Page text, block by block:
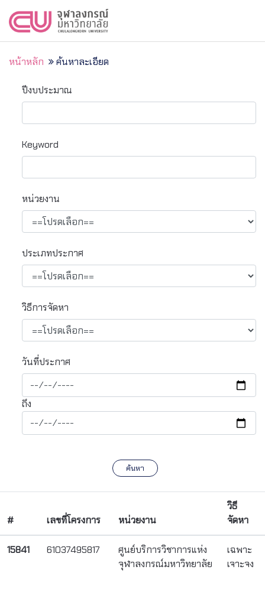
หน้าหลัก ค้นหาละเอียด
ปีงบประมาณ
Keyword
หน่วยงาน
ประเภทประกาศ
วิธีการจัดหา
วันที่ประกาศ
ถึง
ค้นหา
# เลขที่โครงการ หน่วยงาน
วิธี
จัดหา
15841 61037495817
ศูนย์บริการวิชาการแห่ง
จุฬาลงกรณ์มหาวิทยาลัย
เฉพาะ
เจาะจง